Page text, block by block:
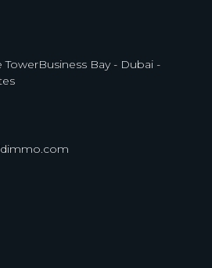
TowerBusiness Bay - Dubai -